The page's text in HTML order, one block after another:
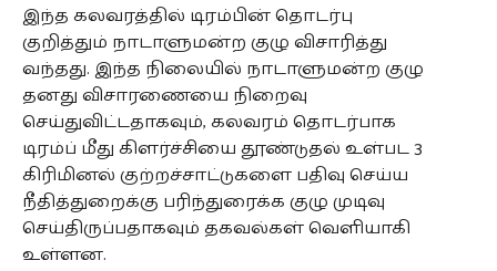
இந்த கலவரத்தில் டிரம்பின் தொடர்பு
குறித்தும் நாடாளுமன்ற குழு விசாரித்து
வந்தது. இந்த நிலையில் நாடாளுமன்ற குழு
தனது விசாரணையை நிறைவு
செய்துவிட்டதாகவும், கலவரம் தொடர்பாக
டிரம்ப் மீது கிளர்ச்சியை தூண்டுதல் உள்பட 3
கிரிமினல் குற்றச்சாட்டுகளை பதிவு செய்ய
நீதித்துறைக்கு பரிந்துரைக்க குழு முடிவு
செய்திருப்பதாகவும் தகவல்கள் வெளியாகி
உள்ளன.